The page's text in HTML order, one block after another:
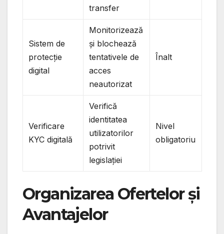
transfer
Sistem de
protecție
digital
Monitorizează
și blochează
tentativele de
acces
neautorizat
Înalt
Verificare
KYC digitală
Verifică
identitatea
utilizatorilor
potrivit
legislației
Nivel
obligatoriu
Organizarea Ofertelor și
Avantajelor